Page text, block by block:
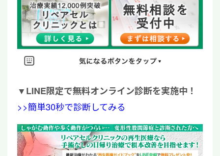
▼LINE限定で無料オンライン診断を実施中！
>>簡単30秒で診断してみる